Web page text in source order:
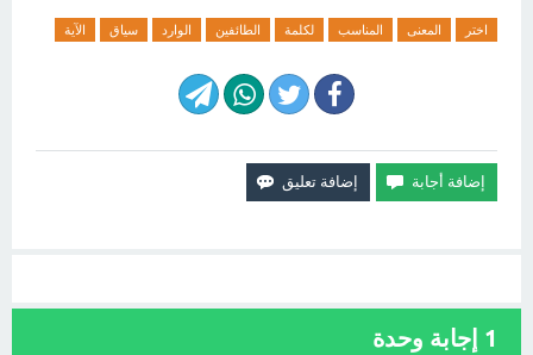
اختر المعنى المناسب لكلمة الطائفين الوارد سياق الآية
1 إجابة وحدة